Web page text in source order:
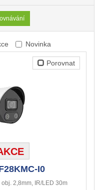
Novinka
Porovnat
I0
2,8mm, IR/LED 30m